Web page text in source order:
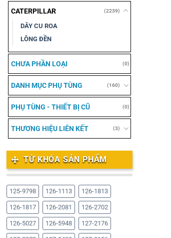
CATERPILLAR (2239)
DÂY CU ROA
LÔNG ĐỀN
CHƯA PHẦN LOẠI (0)
DANH MỤC PHỤ TÙNG (160)
PHỤ TÙNG - THIẾT BỊ CŨ (0)
THƯƠNG HIỆU LIÊN KẾT (3)
TỪ KHÓA SẢN PHẨM
125-9798 126-1113 126-1813
126-1817 126-2081 126-2702
126-5027 126-5948 127-2176